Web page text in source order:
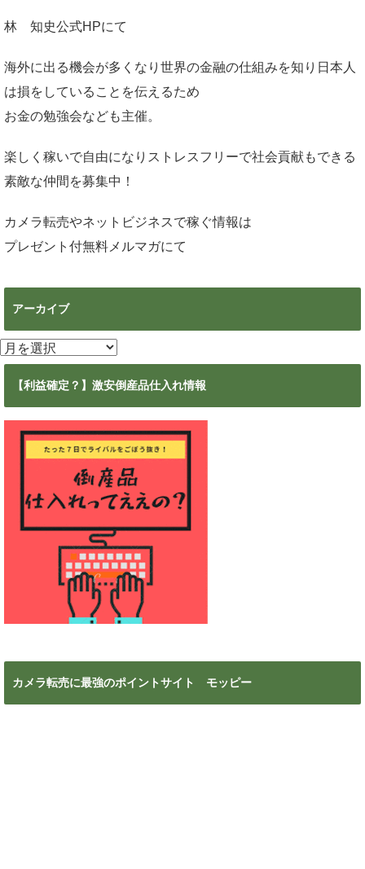
林 知史公式HPにて
海外に出る機会が多くなり世界の金融の仕組みを知り日本人
は損をしていることを伝えるため
お金の勉強会なども主催。
楽しく稼いで自由になりストレスフリーで社会貢献もできる
素敵な仲間を募集中！
カメラ転売やネットビジネスで稼ぐ情報は
プレゼント付無料メルマガにて
アーカイブ
ア
ー
【利益確定？】激安倒産品仕入れ情報
カメラ転売に最強のポイントサイト モッピー